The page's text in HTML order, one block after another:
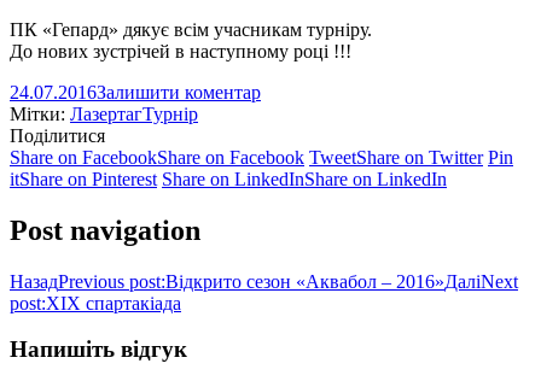
ПК «Гепард» дякує всім учасникам турніру.
До нових зустрічей в наступному році !!!
24.07.2016Залишити коментар
Мітки: ЛазертагТурнір
Поділитися
Share on FacebookShare on Facebook TweetShare on Twitter Pin
itShare on Pinterest Share on LinkedInShare on LinkedIn
Post navigation
НазадPrevious post:Відкрито сезон «Аквабол – 2016»ДаліNext
post:XIX спартакіада
Напишіть відгук